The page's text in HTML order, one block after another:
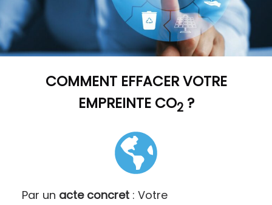
COMMENT EFFACER VOTRE
EMPREINTE CO2?
Par un acte concret: Votre